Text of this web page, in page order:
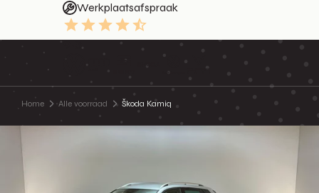
Werkplaatsafspraak
9.3
Home Alle voorraad Škoda Kamiq